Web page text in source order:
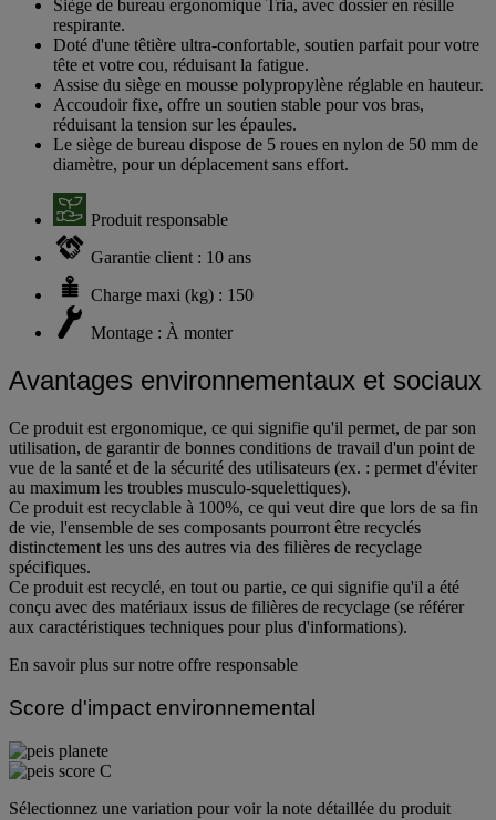
Siège de bureau ergonomique Tria, avec dossier en résille
respirante.
Doté d'une têtière ultra-confortable, soutien parfait pour votre
tête et votre cou, réduisant la fatigue.
Assise du siège en mousse polypropylène réglable en hauteur.
Accoudoir fixe, offre un soutien stable pour vos bras,
réduisant la tension sur les épaules.
Le siège de bureau dispose de 5 roues en nylon de 50 mm de
diamètre, pour un déplacement sans effort.
Produit responsable
Garantie client : 10 ans
Charge maxi (kg) : 150
Montage : À monter
Avantages environnementaux et sociaux
Ce produit est ergonomique, ce qui signifie qu'il permet, de par son
utilisation, de garantir de bonnes conditions de travail d'un point de
vue de la santé et de la sécurité des utilisateurs (ex. : permet d'éviter
au maximum les troubles musculo-squelettiques).
Ce produit est recyclable à 100%, ce qui veut dire que lors de sa fin
de vie, l'ensemble de ses composants pourront être recyclés
distinctement les uns des autres via des filières de recyclage
spécifiques.
Ce produit est recyclé, en tout ou partie, ce qui signifie qu'il a été
conçu avec des matériaux issus de filières de recyclage (se référer
aux caractéristiques techniques pour plus d'informations).
En savoir plus sur notre offre responsable
Score d'impact environnemental
Sélectionnez une variation pour voir la note détaillée du produit